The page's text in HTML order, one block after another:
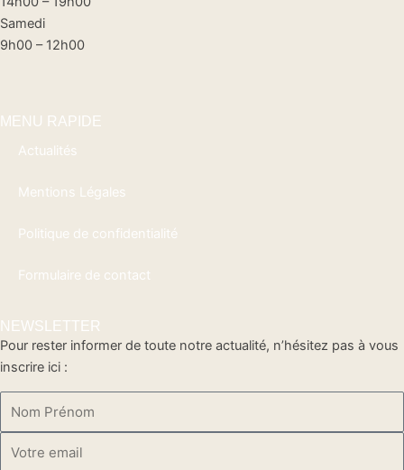
Samedi
9h00 – 12h00
MENU RAPIDE
Actualités
Mentions Légales
Politique de confidentialité
Formulaire de contact
NEWSLETTER
Pour rester informer de toute notre actualité, n’hésitez pas à vous
inscrire ici :